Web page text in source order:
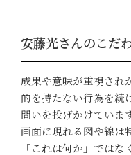
安藤光さんのこだ
成果や意味が重視され
的を持たない行為を続
問いを投げかけています
画面に現れる図や線は
「これは何か」では